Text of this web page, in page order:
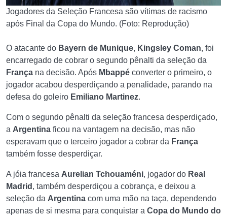
Jogadores da Seleção Francesa são vítimas de racismo
após Final da Copa do Mundo. (Foto: Reprodução)
O atacante do Bayern de Munique, Kingsley Coman, foi
encarregado de cobrar o segundo pênalti da seleção da
França na decisão. Após Mbappé converter o primeiro, o
jogador acabou desperdiçando a penalidade, parando na
defesa do goleiro Emiliano Martinez.
Com o segundo pênalti da seleção francesa desperdiçado,
a Argentina ficou na vantagem na decisão, mas não
esperavam que o terceiro jogador a cobrar da França
também fosse desperdiçar.
A jóia francesa Aurelian Tchouaméni, jogador do Real
Madrid , também desperdiçou a cobrança, e deixou a
seleção da Argentina com uma mão na taça, dependendo
apenas de si mesma para conquistar a Copa do Mundo do